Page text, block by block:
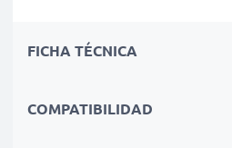
✔ Batería recargable con gran
✔ Máximo rendimiento de tu
FICHA TÉCNICA
COMPATIBILIDAD